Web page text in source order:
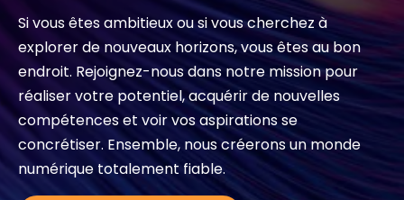
Exclusive Access Login
Exclusive Access - En savoir plus
Contact
#weareexclusive
Si vous êtes ambitieux ou si vous cherchez à
explorer de nouveaux horizons, vous êtes au bon
endroit. Rejoignez-nous dans notre mission pour
réaliser votre potentiel, acquérir de nouvelles
compétences et voir vos aspirations se
concrétiser. Ensemble, nous créerons un monde
numérique totalement fiable.